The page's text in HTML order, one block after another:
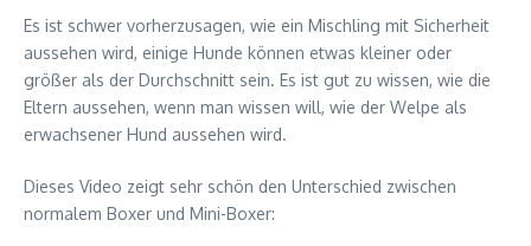
Es ist schwer vorherzusagen, wie ein Mischling mit Sicherheit
aussehen wird, einige Hunde können etwas kleiner oder
größer als der Durchschnitt sein. Es ist gut zu wissen, wie die
Eltern aussehen, wenn man wissen will, wie der Welpe als
erwachsener Hund aussehen wird.
Dieses Video zeigt sehr schön den Unterschied zwischen
normalem Boxer und Mini-Boxer: